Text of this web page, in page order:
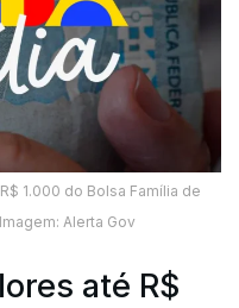
1.000 do Bolsa Família de
Alerta Gov
até R$